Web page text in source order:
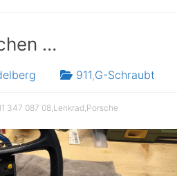
…
911,G-Schraubt
347 087 08 Lenkrad Porsche